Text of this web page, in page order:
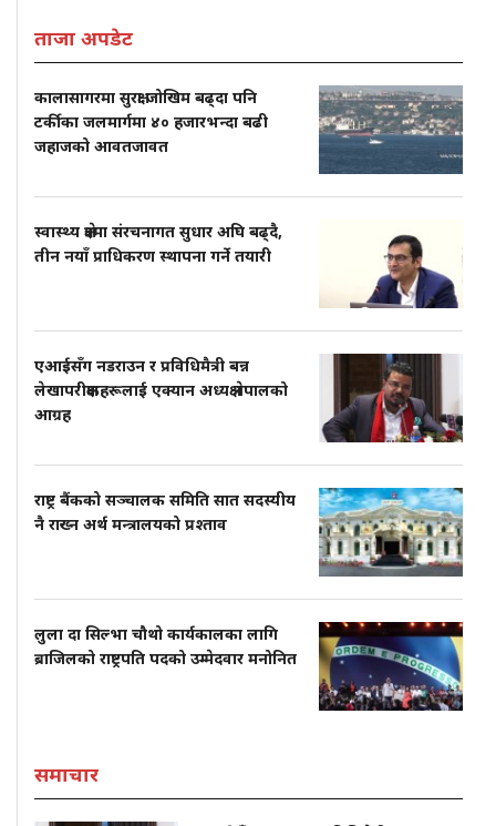
ताजा अपडेट
कालासागरमा सुरक्षा जोखिम बढ्दा पनि
टर्कीका जलमार्गमा ४० हजारभन्दा बढी
जहाजको आवतजावत
स्वास्थ्य क्षेत्रमा संरचनागत सुधार अघि बढ्दै,
तीन नयाँ प्राधिकरण स्थापना गर्ने तयारी
एआईसँग नडराउन र प्रविधिमैत्री बन्न
लेखापरीक्षकहरूलाई एक्यान अध्यक्ष नेपालको
आग्रह
राष्ट्र बैंकको सञ्चालक समिति सात सदस्यीय
नै राख्न अर्थ मन्त्रालयको प्रश्ताव
लुला दा सिल्भा चौथो कार्यकालका लागि
ब्राजिलको राष्ट्रपति पदको उम्मेदवार मनोनित
समाचार